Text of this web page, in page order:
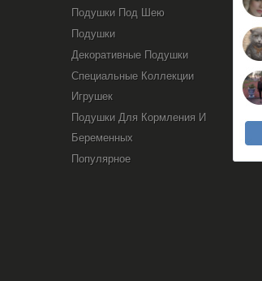
Подушки Под Шею
Подушки
Декоративные Подушки
Специальные Коллекции
Игрушек
Подушки Для Кормления И
Беременных
Популярное